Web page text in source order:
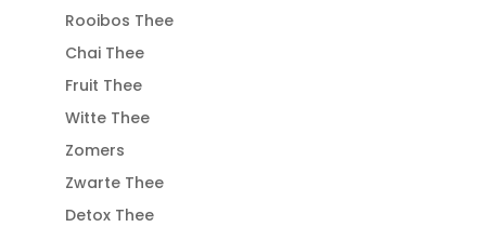
Rooibos Thee
Chai Thee
Fruit Thee
Witte Thee
Zomers
Zwarte Thee
Detox Thee